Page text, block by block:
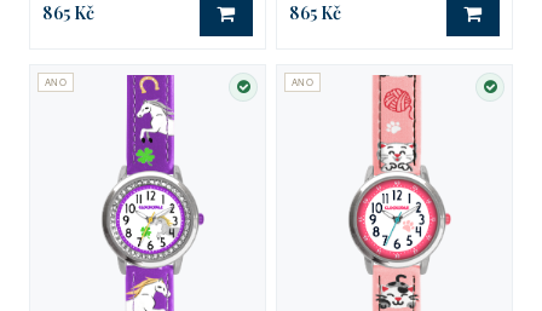
865 Kč DO KOŠÍKU
865 Kč DO
ANO
SKLADEM
ANO